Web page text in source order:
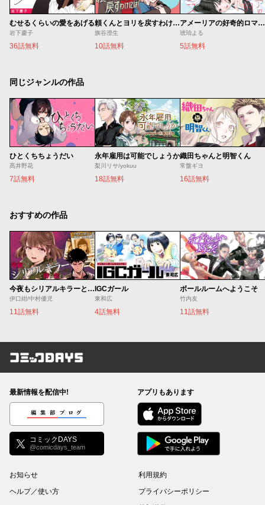
むせるくらいの愛をあげる
岩下慶子
36話無料
頼くんとヨリを戻すわけには！
旗谷澄生
10話無料
アメーリアの好奇的ロマンス
琥珀よる
5話無料
同じジャンルの作品
ひとくちちょうだい
髙井野花
7話無料
永年雇用は可能でしょうか
梨川リサ/yokuu
18話無料
織田ちゃんと明智くん
常盤ギヨ
16話無料
おすすめの作品
今夜もシリアルキラーと待ち合わせ
伊口紺/中村優児
11話無料
IGCガール
東和広
4話無料
ボールルームへようこそ
竹内友
11話無料
コミックDAYS
最新情報を配信中!
編集部ブログ
コミックDAYS
@comicdays_team
アプリもあります
お知らせ
ヘルプ／使い方
利用規約
プライバシーポリシー